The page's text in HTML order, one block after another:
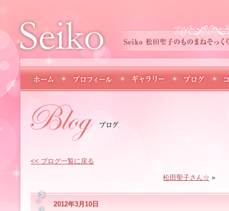
<< ブログ一覧に戻る
松田聖子さん☆ »
2012年3月10日